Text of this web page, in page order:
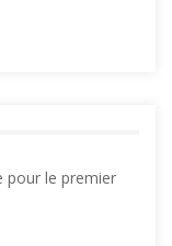
pour le premier